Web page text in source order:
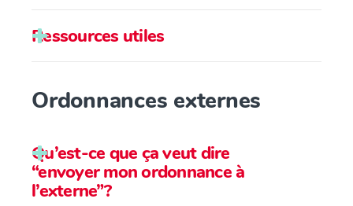
Ressources utiles
Ordonnances externes
Qu’est-ce que ça veut dire
“envoyer mon ordonnance à
l’externe”?